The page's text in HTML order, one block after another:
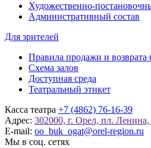
Художественно-
Административный состав
Для зрителей
Правила продажи и возврата
Схема залов
Доступная среда
Театральный этикет
Касса театра +7 (4862) 76-16-39
Адрес: 302000, г. Орел, пл. Ленина,
E-mail: oo_buk_ogat@orel-region.ru
Мы в соц. сетях